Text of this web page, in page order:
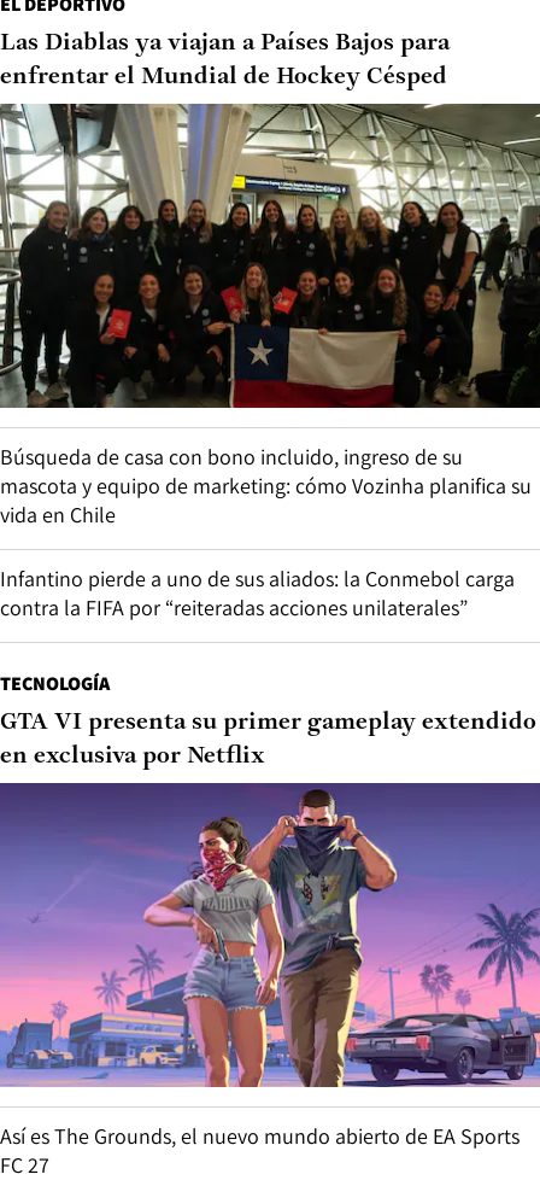
Las Diablas ya viajan a Países Bajos para
enfrentar el Mundial de Hockey Césped
Búsqueda de casa con bono incluido, ingreso de su
mascota y equipo de marketing: cómo Vozinha planifica su
vida en Chile
Infantino pierde a uno de sus aliados: la Conmebol carga
contra la FIFA por “reiteradas acciones unilaterales”
TECNOLOGÍA
GTA VI presenta su primer gameplay extendido
en exclusiva por Netflix
Así es The Grounds, el nuevo mundo abierto de EA Sports
FC 27